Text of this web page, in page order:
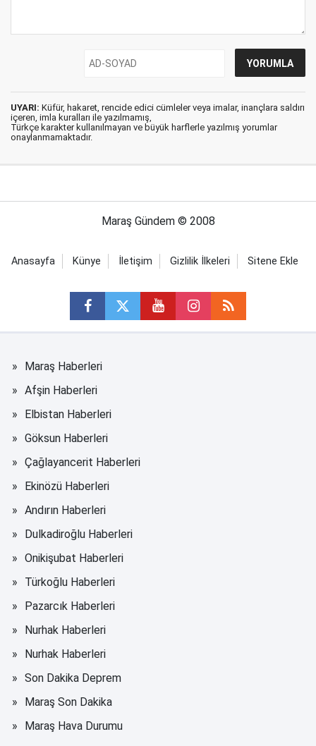
UYARI: Küfür, hakaret, rencide edici cümleler veya imalar, inançlara saldırı
içeren, imla kuralları ile yazılmamış,
Türkçe karakter kullanılmayan ve büyük harflerle yazılmış yorumlar
onaylanmamaktadır.
Maraş Gündem © 2008
Anasayfa Künye İletişim Gizlilik İlkeleri Sitene Ekle
Maraş Haberleri
Afşin Haberleri
Elbistan Haberleri
Göksun Haberleri
Çağlayancerit Haberleri
Ekinözü Haberleri
Andırın Haberleri
Dulkadiroğlu Haberleri
Onikişubat Haberleri
Türkoğlu Haberleri
Pazarcık Haberleri
Nurhak Haberleri
Nurhak Haberleri
Son Dakika Deprem
Maraş Son Dakika
Maraş Hava Durumu